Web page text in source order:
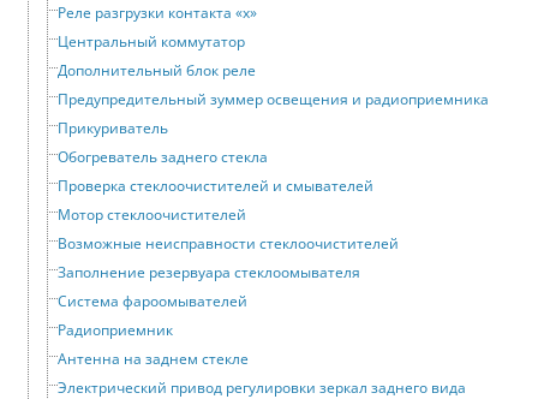
Реле разгрузки контакта «x»
Центральный коммутатор
Дополнительный блок реле
Предупредительный зуммер освещения и радиоприемника
Прикуриватель
Обогреватель заднего стекла
Проверка стеклоочистителей и смывателей
Мотор стеклоочистителей
Возможные неисправности стеклоочистителей
Заполнение резервуара стеклоомывателя
Система фароомывателей
Радиоприемник
Антенна на заднем стекле
Электрический привод регулировки зеркал заднего вида